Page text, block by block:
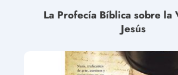
La Profecía Bíblica sobre la
Jesús